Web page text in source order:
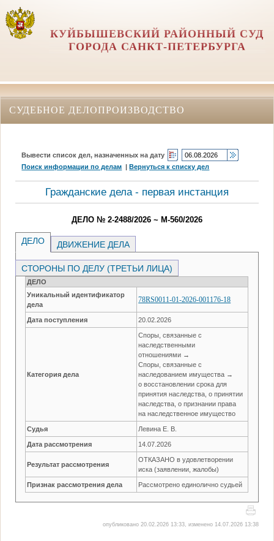
КУЙБЫШЕВСКИЙ РАЙОННЫЙ СУД
ГОРОДА САНКТ-ПЕТЕРБУРГА
СУДЕБНОЕ ДЕЛОПРОИЗВОДСТВО
Вывести список дел, назначенных на дату
Поиск информации по делам |Вернуться к списку дел
Гражданские дела - первая инстанция
ДЕЛО № 2-2488/2026 ~ М-560/2026
ДЕЛО ДВИЖЕНИЕ ДЕЛА
СТОРОНЫ ПО ДЕЛУ (ТРЕТЬИ ЛИЦА)
ДЕЛО
Уникальный идентификатор
дела
78RS0011-01-2026-001176-18
Дата поступления 20.02.2026
Категория дела
Споры, связанные с
наследственными
отношениями →
Споры, связанные с
наследованием имущества →
о восстановлении срока для
принятия наследства, о принятии
наследства, о признании права
на наследственное имущество
Судья Левина Е. В.
Дата рассмотрения 14.07.2026
Результат рассмотрения
ОТКАЗАНО в удовлетворении
иска (заявлении, жалобы)
Признак рассмотрения дела Рассмотрено единолично судьей
опубликовано 20.02.2026 13:33, изменено 14.07.2026 13:38